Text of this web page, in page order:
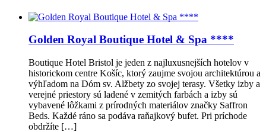
Golden Royal Boutique Hotel & Spa ****
Boutique Hotel Bristol je jeden z najluxusnejších hotelov v
historickom centre Košíc, ktorý zaujme svojou architektúrou a
výhľadom na Dóm sv. Alžbety zo svojej terasy. Všetky izby a
verejné priestory sú ladené v zemitých farbách a izby sú
vybavené lôžkami z prírodných materiálov značky Saffron
Beds. Každé ráno sa podáva raňajkový bufet. Pri príchode
obdržíte […]